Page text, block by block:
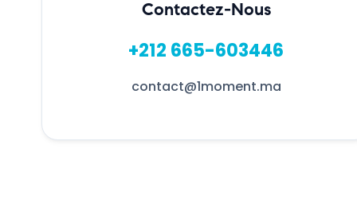
Contactez-Nous
+212 665-603446
contact@1moment.ma